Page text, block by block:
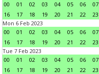
00
01 02 03 04 05 06 07
16
17 18 19 20 21 22
23
Mon 6 Feb 2023
00
01 02 03 04 05 06 07
16
17 18 19 20 21 22
23
Tue 7 Feb 2023
00
01 02 03 04 05 06 07
16
17 18 19 20 21 22
23